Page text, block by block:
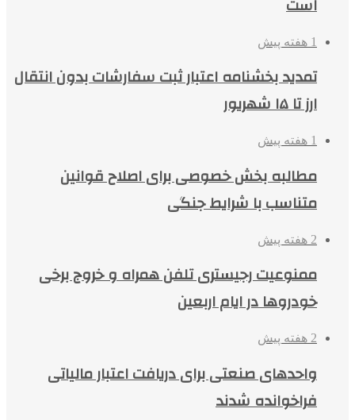
است
1 هفته پیش
تمدید بخشنامه اعتبار ثبت سفارشات بدون انتقال
ارز تا ۱۵ شهریور
1 هفته پیش
مطالبه بخش خصوصی برای اصلاح قوانین
متناسب با شرایط جنگی
2 هفته پیش
ممنوعیت رجیستری تلفن همراه و خروج برخی
خودروها در ایام اربعین
2 هفته پیش
واحدهای صنعتی برای دریافت اعتبار مالیاتی
فراخوانده شدند